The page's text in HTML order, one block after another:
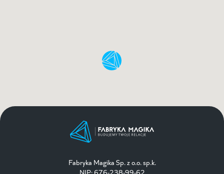
Fabryka Magika Sp. z o.o. sp.k.
NIP: 676-238-99-62